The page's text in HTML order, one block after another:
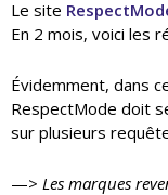
Le site
En 2 mois, voici les
Évidemment, dans
RespectMode doit
sur plusieurs
—> Les marques